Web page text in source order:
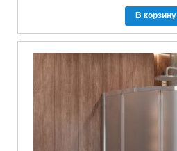
В корзину